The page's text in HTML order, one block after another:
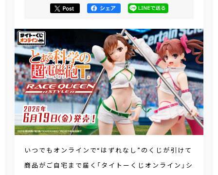
いつでもオンラインで“はずれなし”のくじが引けて
商品がご自宅まで届く「タイトーくじオンライン」シ